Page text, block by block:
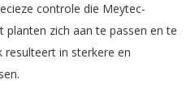
controle die Meytec-
planten zich aan te passen en te
resulteert in sterkere en